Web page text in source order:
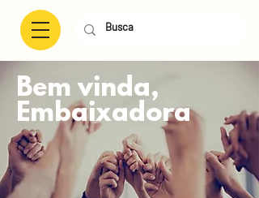
Bem vinda,
Embaixadora